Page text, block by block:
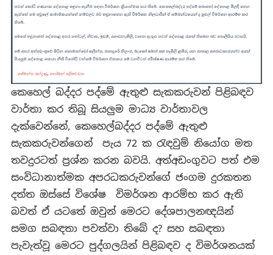
කෙහෙල් බද්දර පද්මේ ඇතුළු සැකකරුවන් පිළිබඳව
වාර්තා කර තිබූ සියලුම මාධ්‍ය වාර්තාවල
දැක්වෙන්නේ, කෙහෙල්බද්දර පද්මේ ඇතුළු
සැකකරුවන්ගෙන් පැය 72 ක රැඳවුම් නියෝග මත
තවදුරටත් ප්‍රශ්න කරන බවයි. අත්අඩංගුවට පත් එම
සංවිධානාත්මක අපරධකරුවන්ගේ ජංගම දුරකතන
දත්ත ඔස්සේ විශේෂ විමර්ශන ආරම්භ කර ඇති
බවත් ඒ යටතේ ඔවුන් මෙරට දේශපාලනඥයින්
සමග සබඳතා පවත්වා තිබේ ද? සහ සබඳතා
පැවැත්වූ මෙරට පුද්ගලයින් පිළිබඳව ද විමර්ශනයක්